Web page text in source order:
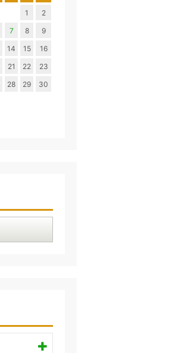
1
2
7 8
9
14 15
16
21 22
23
28 29
30